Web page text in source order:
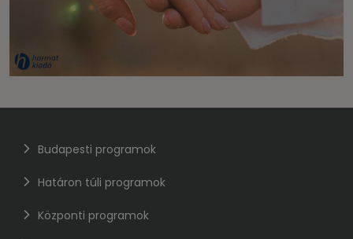
Budapesti programok
Határon túli programok
Központi programok